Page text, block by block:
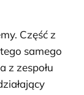
Część z
samego
z zespołu